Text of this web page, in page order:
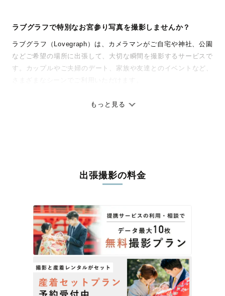
ラブグラフで特別なお宮参り写真を撮影しませんか？
ラブグラフ（Lovegraph）は、カメラマンがご自宅や神社、公園
などご希望の場所に出張して、大切な瞬間を撮影するサービスで
す。カップルやご夫婦のデート、家族や友達とのイベントなど、
ありのままの空気感を大切に、何十年経っても見返したくなるよ
ィを身につけたプロのカメラマンが全国47都道府県に在籍してい
ます。創業10年のノウハウを活かし、思い出に残る素敵な撮影体
丁寧なレタッチで思い出を美しく仕上げます
撮影後は、独自の編集技術で写真の明るさや色合いを丁寧に調
整。自然な雰囲気を残しつつも、おしゃれで洗練された仕上がり
に。きっと「こんな写真を撮ってほしかった！」と思える一枚に
出会えます。まずは、ラブグラフの
撮影事例をご覧ください。
もっと見る
出張撮影の料金